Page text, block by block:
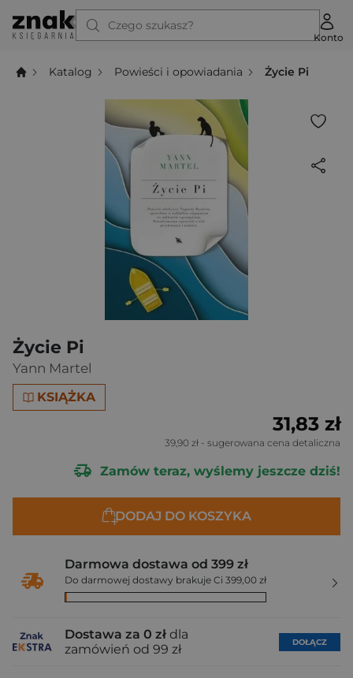
Czego szukasz?
Konto
Katalog Powieści i opowiadania Życie Pi
Życie Pi
Yann Martel
KSIĄŻKA
31,83 zł
39,90 zł - sugerowana cena detaliczna
Zamów teraz, wyślemy jeszcze dziś!
DODAJ DO KOSZYKA
Darmowa dostawa od 399 zł
Do darmowej dostawy brakuje Ci 399,00 zł
Dostawa za 0 zł dla
zamówień od 99 zł
DOŁĄCZ